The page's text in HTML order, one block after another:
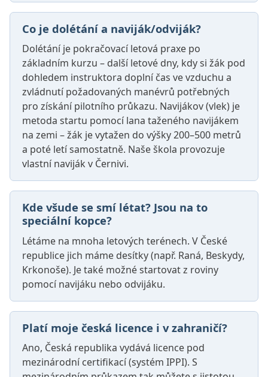
Co je dolétání a naviják/odviják?
Dolétání je pokračovací letová praxe po
základním kurzu – další letové dny, kdy si žák pod
dohledem instruktora doplní čas ve vzduchu a
zvládnutí požadovaných manévrů potřebných
pro získání pilotního průkazu. Navijákov (vlek) je
metoda startu pomocí lana taženého navijákem
na zemi – žák je vytažen do výšky 200–500 metrů
a poté letí samostatně. Naše škola provozuje
vlastní naviják v Černivi.
Kde všude se smí létat? Jsou na to
speciální kopce?
Létáme na mnoha letových terénech. V České
republice jich máme desítky (např. Raná, Beskydy,
Krkonoše). Je také možné startovat z roviny
pomocí navijáku nebo odvijáku.
Platí moje česká licence i v zahraničí?
Ano, Česká republika vydává licence pod
mezinárodní certifikací (systém IPPI). S